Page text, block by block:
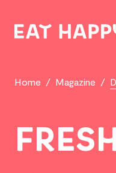
MAIN
Home / Magazine /